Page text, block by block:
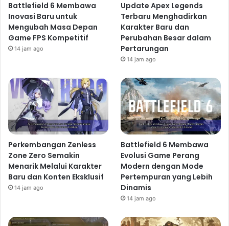
Battlefield 6 Membawa
Inovasi Baru untuk
Mengubah Masa Depan
Game FPS Kompetitif
14 jam ago
Update Apex Legends
Terbaru Menghadirkan
Karakter Baru dan
Perubahan Besar dalam
Pertarungan
14 jam ago
Perkembangan Zenless
Zone Zero Semakin
Menarik Melalui Karakter
Baru dan Konten Eksklusif
14 jam ago
Battlefield 6 Membawa
Evolusi Game Perang
Modern dengan Mode
Pertempuran yang Lebih
Dinamis
14 jam ago